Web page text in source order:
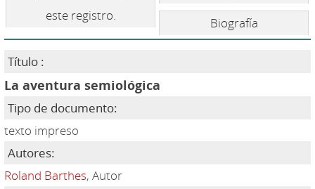
este registro.
Biografía
Título :
La aventura semiológica
Tipo de documento:
texto impreso
Autores:
Roland Barthes, Autor